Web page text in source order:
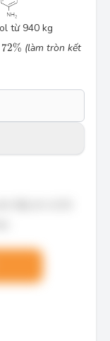
từ 940 kg
72%
72% (làm tròn kết